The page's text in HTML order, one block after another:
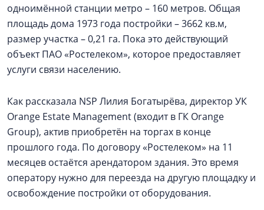
одноимённой станции метро – 160 метров. Общая
площадь дома 1973 года постройки – 3662 кв.м,
размер участка – 0,21 га. Пока это действующий
объект ПАО «Ростелеком», которое предоставляет
услуги связи населению.
Как рассказала NSP Лилия Богатырёва, директор УК
Orange Еstate Management (входит в ГК Orange
Group), актив приобретён на торгах в конце
прошлого года. По договору «Ростелеком» на 11
месяцев остаётся арендатором здания. Это время
оператору нужно для переезда на другую площадку и
освобождение постройки от оборудования.